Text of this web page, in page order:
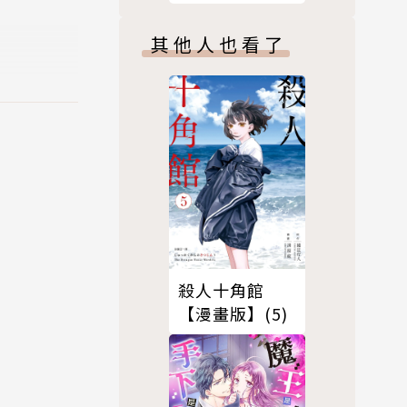
其他人也看了
殺人十角館
【漫畫版】(5)